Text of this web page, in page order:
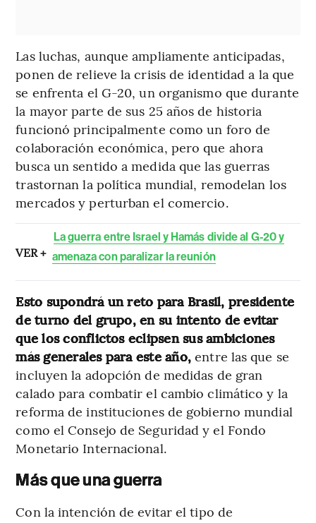
Las luchas, aunque ampliamente anticipadas,
ponen de relieve la crisis de identidad a la que
se enfrenta el G-20, un organismo que durante
la mayor parte de sus 25 años de historia
funcionó principalmente como un foro de
colaboración económica, pero que ahora
busca un sentido a medida que las guerras
trastornan la política mundial, remodelan los
mercados y perturban el comercio.
VER +
La guerra entre Israel y Hamás divide al G-20 y
amenaza con paralizar la reunión
Esto supondrá un reto para Brasil, presidente
de turno del grupo, en su intento de evitar
que los conflictos eclipsen sus ambiciones
más generales para este año, entre las que se
incluyen la adopción de medidas de gran
calado para combatir el cambio climático y la
reforma de instituciones de gobierno mundial
como el Consejo de Seguridad y el Fondo
Monetario Internacional.
Más que una guerra
Con la intención de evitar el tipo de